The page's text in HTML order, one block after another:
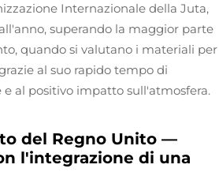
Internazionale della Juta,
superando la maggior parte
quando si valutano i materiali per
al suo rapido tempo di
e al positivo impatto sull'atmosfera.
del Regno Unito —
l'integrazione di una